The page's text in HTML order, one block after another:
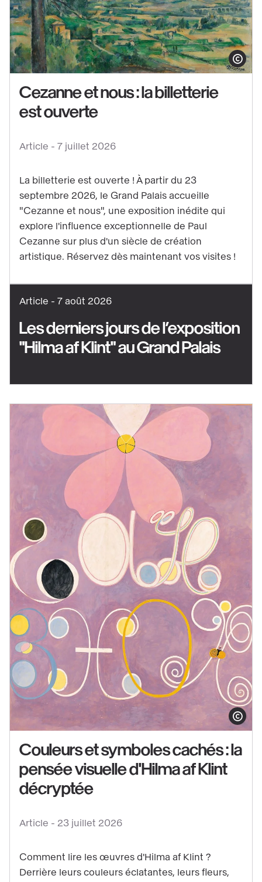
Voir
contenu
Cezanne
et
nous
billetterie
Afficher le
Article - 7 juillet 2026
Cezanne et nous : la billetterie
est ouverte
La billetterie est ouverte ! À partir du 23
septembre 2026, le Grand Palais accueille
"Cezanne et nous", une exposition inédite qui
explore l'influence exceptionnelle de Paul
Cezanne sur plus d'un siècle de création
artistique. Réservez dès maintenant vos visites !
Voir
contenu
:
derniers
l’exposition
"Hilma
Klint"
au
Grand
Palais
Les derniers jours de l’exposition
"Hilma af Klint" au Grand Palais
Article - 7 août 2026
Voir
contenu
Couleurs
symboles
Afficher le
Couleurs et symboles cachés : la
pensée visuelle d'Hilma af Klint
décryptée
Article - 23 juillet 2026
Comment lire les œuvres d'Hilma af Klint ?
Derrière leurs couleurs éclatantes, leurs fleurs,